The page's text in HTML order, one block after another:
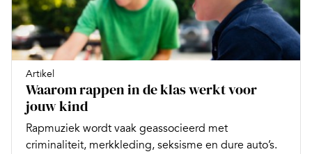
Artikel
Waarom rappen in de klas werkt voor
jouw kind
Rapmuziek wordt vaak geassocieerd met
criminaliteit, merkkleding, seksisme en dure auto’s.